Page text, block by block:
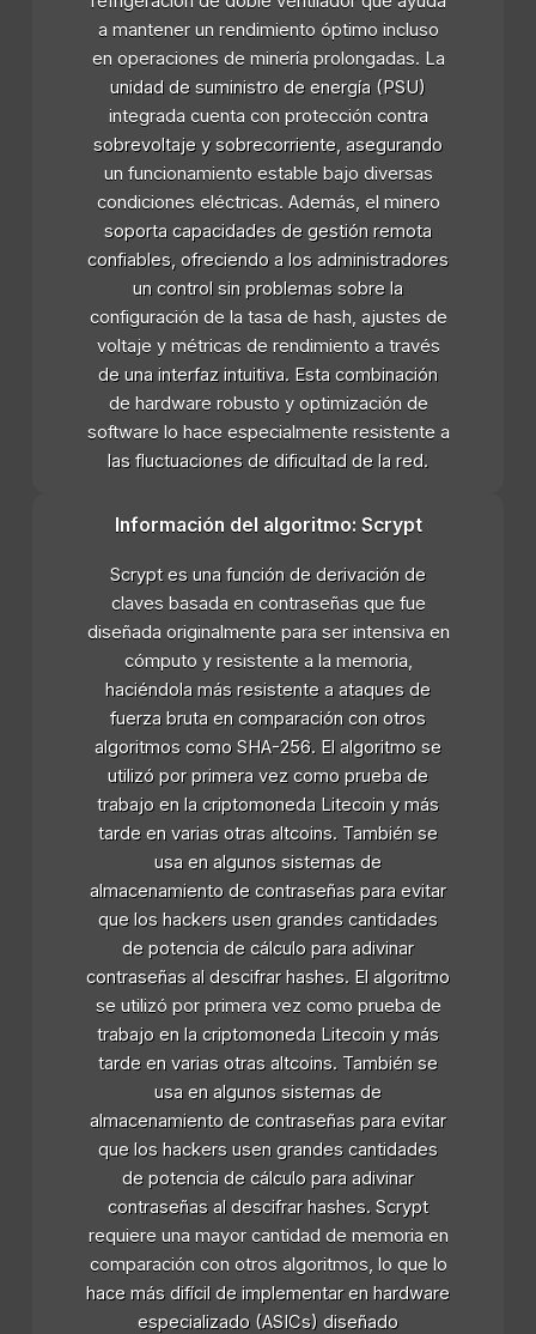
a mantener un rendimiento óptimo incluso
en operaciones de minería prolongadas. La
unidad de suministro de energía (PSU)
integrada cuenta con protección contra
sobrevoltaje y sobrecorriente, asegurando
un funcionamiento estable bajo diversas
condiciones eléctricas. Además, el minero
soporta capacidades de gestión remota
confiables, ofreciendo a los administradores
un control sin problemas sobre la
configuración de la tasa de hash, ajustes de
voltaje y métricas de rendimiento a través
de una interfaz intuitiva. Esta combinación
de hardware robusto y optimización de
software lo hace especialmente resistente a
las fluctuaciones de dificultad de la red.
Información del algoritmo: Scrypt
Scrypt es una función de derivación de
claves basada en contraseñas que fue
diseñada originalmente para ser intensiva en
cómputo y resistente a la memoria,
haciéndola más resistente a ataques de
fuerza bruta en comparación con otros
algoritmos como SHA-256. El algoritmo se
utilizó por primera vez como prueba de
trabajo en la criptomoneda Litecoin y más
tarde en varias otras altcoins. También se
usa en algunos sistemas de
almacenamiento de contraseñas para evitar
que los hackers usen grandes cantidades
de potencia de cálculo para adivinar
contraseñas al descifrar hashes. El algoritmo
se utilizó por primera vez como prueba de
trabajo en la criptomoneda Litecoin y más
tarde en varias otras altcoins. También se
usa en algunos sistemas de
almacenamiento de contraseñas para evitar
que los hackers usen grandes cantidades
de potencia de cálculo para adivinar
contraseñas al descifrar hashes. Scrypt
requiere una mayor cantidad de memoria en
comparación con otros algoritmos, lo que lo
hace más difícil de implementar en hardware
especializado (ASICs) diseñado